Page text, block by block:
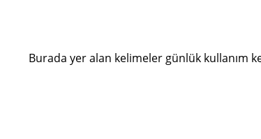
Burada yer alan kelimeler günlük kullanım